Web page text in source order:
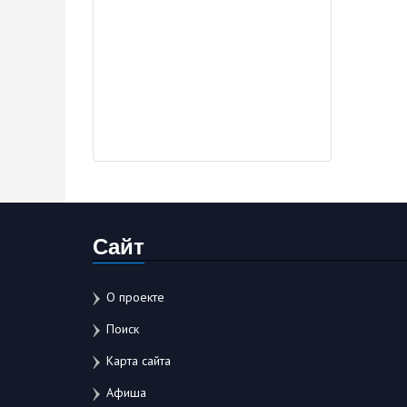
Сайт
О проекте
Поиск
Карта сайта
Афиша